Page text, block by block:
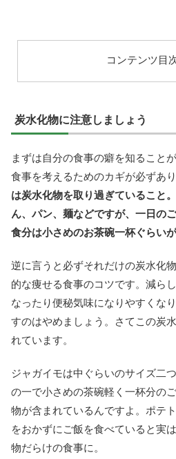
コンテンツ目
炭水化物に注意しましょう
まずは自分の食事の癖を知ること
食事を考えるためのカギが必ずあり
は炭水化物を取り過ぎていること
ん、パン、麺などですが、一日の
食分は小さめのお茶碗一杯ぐらいが
逆に言うと必ずそれだけの炭水化
的な痩せる食事のコツです。減ら
なったり便秘気味になりやすくな
すのはやめましょう。さてこの炭
れています。
ジャガイモは中ぐらいのサイズ二
の一で小さめの茶碗軽く一杯分の
物が含まれているんですよ。ポテ
をおかずにご飯を食べていると実
物だらけの食事に。